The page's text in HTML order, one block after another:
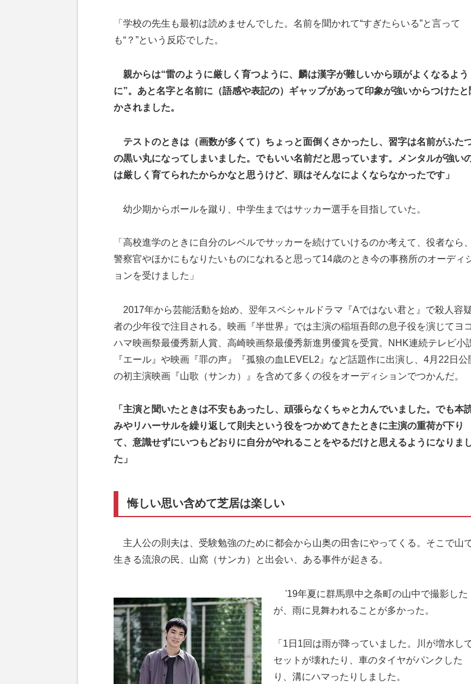
「学校の先生も最初は読めませんでした。名前を聞かれて“すぎたらいる”と言って
も“？”という反応でした。
親からは“雷のように厳しく育つように、麟は漢字が難しいから頭がよくなるよう
に”。あと名字と名前に（語感や表記の）ギャップがあって印象が強いからつけたと
かされました。
テストのときは（画数が多くて）ちょっと面倒くさかったし、習字は名前がふた
の黒い丸になってしまいました。でもいい名前だと思っています。メンタルが強い
は厳しく育てられたからかなと思うけど、頭はそんなによくならなかったです」
幼少期からボールを蹴り、中学生まではサッカー選手を目指していた。
「高校進学のときに自分のレベルでサッカーを続けていけるのか考えて、役者なら、
警察官やほかにもなりたいものになれると思って14歳のとき今の事務所のオーディ
ョンを受けました」
2017年から芸能活動を始め、翌年スペシャルドラマ『Aではない君と』で殺人容
者の少年役で注目される。映画『半世界』では主演の稲垣吾郎の息子役を演じてヨコ
ハマ映画祭最優秀新人賞、高崎映画祭最優秀新進男優賞を受賞。NHK連続テレビ小
『エール』や映画『罪の声』『孤狼の血LEVEL2』など話題作に出演し、4月22日公
の初主演映画『山歌（サンカ）』を含めて多くの役をオーディションでつかんだ。
「主演と聞いたときは不安もあったし、頑張らなくちゃと力んでいました。でも本
みやリハーサルを繰り返して則夫という役をつかめてきたときに主演の重荷が下り
て、意識せずにいつもどおりに自分がやれることをやるだけと思えるようになりま
た」
悔しい思い含めて芝居は楽しい
主人公の則夫は、受験勉強のために都会から山奥の田舎にやってくる。そこで山
生きる流浪の民、山窩（サンカ）と出会い、ある事件が起きる。
'19年夏に群馬県中之条町の山中で撮影した
が、雨に見舞われることが多かった。
「1日1回は雨が降っていました。川が増水し
セットが壊れたり、車のタイヤがパンクした
り、溝にハマったりしました。